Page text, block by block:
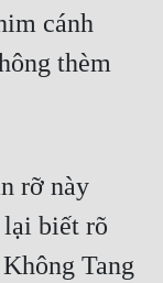
cánh
thèm
rỡ này
biết rõ
Tang